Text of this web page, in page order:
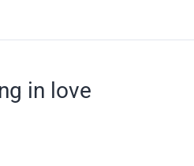
in love